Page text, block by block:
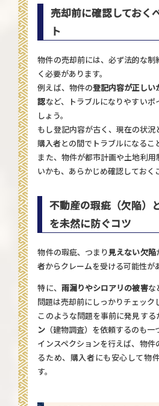
売却前に確認しておく
ト
物件の売却前には、必ず法的な
く必要があります。
例えば、物件の登記内容が正しい
認など、トラブルになりやすいポ
しょう。
もし登記内容が古く、現在の状
購入者との間でトラブルになるこ
また、物件が都市計画や土地利
いかも、あらかじめ確認しておく
不動産の瑕疵（欠陥）
を未然に防ぐコツ
物件の瑕疵、つまり見えない欠陥
者からクレームを受ける可能性が
特に、 雨漏りやシロアリの被害な
問題は売却前にしっかりチェック
このような問題を事前に発見する
ン （建物調査）を依頼するのも一
インスペクションを行えば、物件
るため、購入者にも安心して物
す。